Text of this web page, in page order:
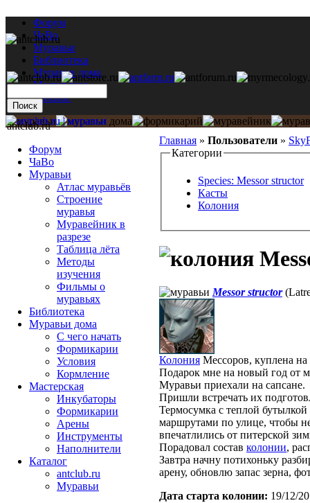
Форум
ЧаВо
Муравьи
Библиотека
Муравьи дома
Мастерская
Каталог
Главная » Пользователи »
Категории
Species: Messor structor
Касты
Колония
Messor structor
Колония Мессоров, куплена
Подарок мне на новый год от
Муравьи приехали на сапсане.
Пришли встречать их
Термосумка с теплой
маршрутами по улице, чтобы
впечатлились от питерской
Порадовал состав колонии,
Завтра начну потихоньку
арену, обновлю запас зерна,
Дата старта кoлонии: 19/12/
antclub.ru
Форум
ЧаВо
Муравьи
Атлас муравьёв
Строение
муравья
Муравейник в
разрезе
Таблица лёта
Методы
изучения
Фильмы о
муравьях
Библиотека
Муравьи дома
С чего начать
Формикарии
Условия
Кормление
Мастерская
Инкубаторы
Формикарии
Арены
Инструменты
Наполнители
Каталог
antclub.ru
Муравьи